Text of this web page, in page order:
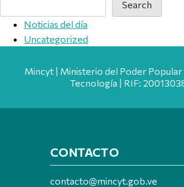
Search
Noticias del día
Uncategorized
Mincyt | Ministerio del Poder Popular
Tecnología | RIF:
CONTACTO
contacto@mincyt.gob.ve